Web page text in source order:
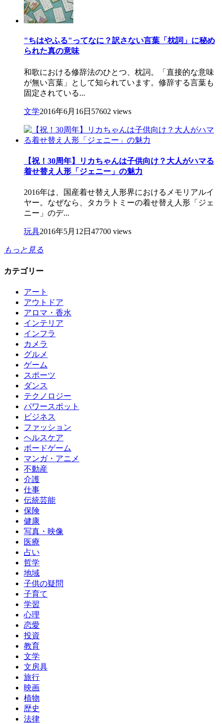
"ちはやふる"ってなに？訳さない言葉「枕詞」に秘め
られた真の意味
和歌における修辞法のひとつ、枕詞。「直接的な意味
が無い言葉」として知られています。修辞する言葉も
固定されている...
文学2016年6月16日 57602 views
【祝！30周年】リカちゃんは子供向け？大人がハマる
着せ替え人形「ジェニー」の魅力
2016年は、国産着せ替え人形界におけるメモリアルイ
ヤー。なぜなら、タカラトミーの着せ替え人形「ジェ
ニー」のデ...
玩具2016年5月12日 47700 views
もっと見る
カテゴリー
アート
アウトドア
アロマ・香水
インテリア
インフラ
カメラ
グルメ
ゲーム
スポーツ
ダンス
テクノロジー
パワースポット
ビジネス
ファッション
ヘルスケア
ボードゲーム
マンガ・アニメ
不動産
介護
仕事
伝統芸能
保険
健康
写真・映像
医療
占い
哲学
地域
子供の疑問
子育て
学習
心理
恋愛
投資
教育
文学
文房具
旅行
映画
植物
歴史
法律